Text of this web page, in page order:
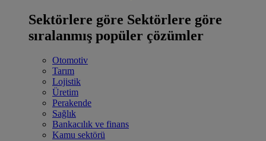
Sektörlere göre Sektörlere göre
sıralanmış popüler çözümler
Otomotiv
Tarım
Lojistik
Üretim
Perakende
Sağlık
Bankacılık ve finans
Kamu sektörü